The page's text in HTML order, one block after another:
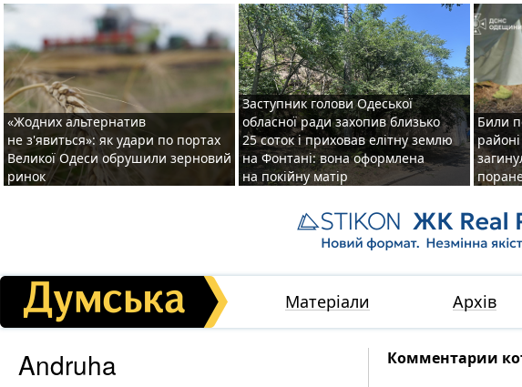
«Жодних альтернатив
не з'явиться»: як удари по портах
Великої Одеси обрушили зерновий
ринок
Заступник голови Одеської
обласної ради захопив близько
25 соток і приховав елітну землю
на Фонтані: вона оформлена
на покійну матір
Били
районі
Матеріали Архів
Andruha
Комментарии